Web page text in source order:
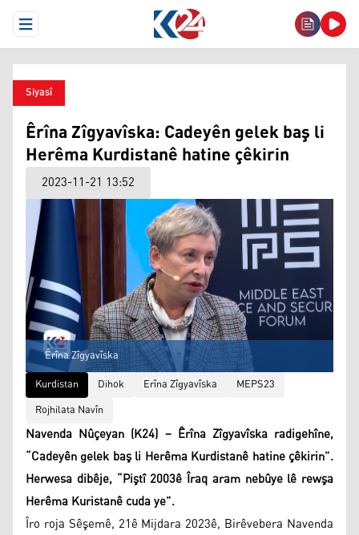
Open Menu
Siyasî
Êrîna Zîgyavîska: Cadeyên gelek baş li
Herêma Kurdistanê hatine çêkirin
2023-11-21 13:52
Êrîna Zîgyavîska
Kurdistan
Dihok Erîna Zîgyavîska
MEPS23
Rojhilata Navîn
Navenda Nûçeyan (K24) – Êrîna Zîgyavîska radigehîne,
“Cadeyên gelek baş li Herêma Kurdistanê hatine çêkirin”.
Herwesa dibêje, “Piştî 2003ê Îraq aram nebûye lê rewşa
Herêma Kuristanê cuda ye”.
Îro roja Sêşemê, 21ê Mijdara 2023ê, Birêvebera Navenda